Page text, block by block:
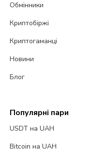
Обмінники
Криптобіржі
Криптогаманці
Новини
Блог
Популярні пари
USDT на UAH
Bitcoin на UAH